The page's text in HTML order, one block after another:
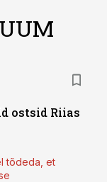
ostsid Riias
tõdeda, et